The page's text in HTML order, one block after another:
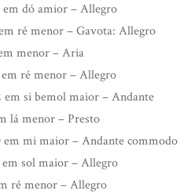
em dó amior – Allegro
ré menor – Gavota: Allegro
menor – Aria
em ré menor – Allegro
em si bemol maior – Andante
lá menor – Presto
em mi maior – Andante commodo
em sol maior – Allegro
ré menor – Allegro